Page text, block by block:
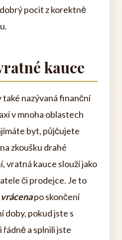
pocit z korektně
kauce
nazývaná finanční
v mnoha oblastech
byt, půjčujete
zkoušku drahé
vratná kauce slouží jako
či prodejce. Je to
vrácenapo skončení
doby, pokud jste s
řádně a splnili jste